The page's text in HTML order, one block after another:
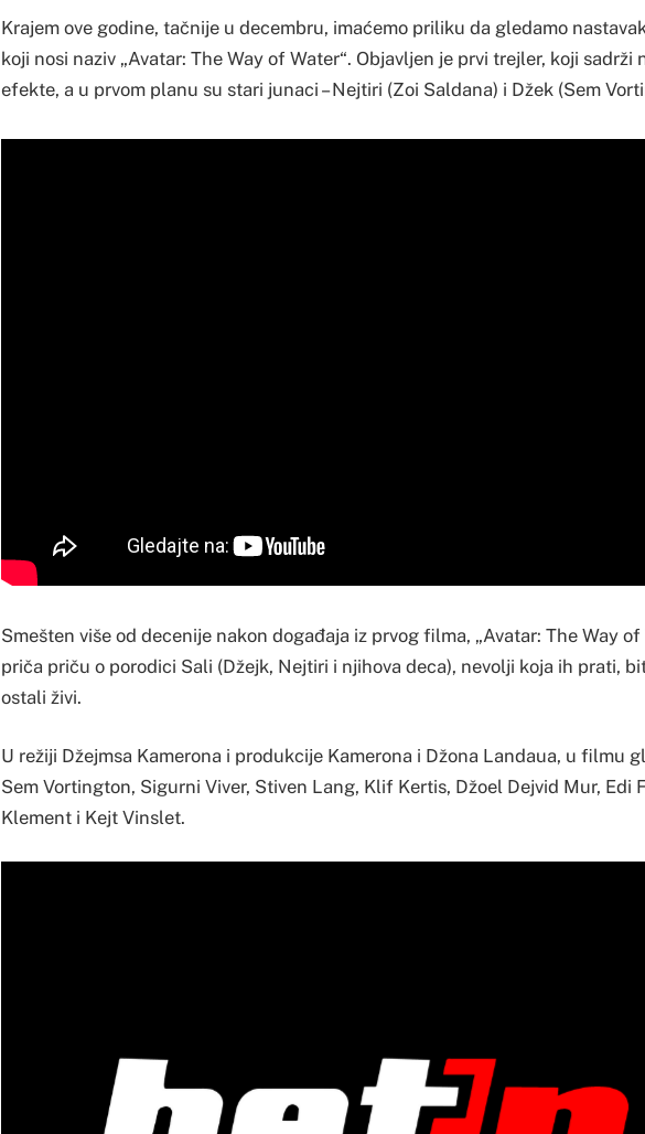
Krajem ove godine, tačnije u decembru, imaćemo priliku da gledamo
koji nosi naziv „Avatar: The Way of Water“. Objavljen je prvi trejler, koji sadrži
efekte, a u prvom planu su stari junaci – Nejtiri (Zoi Saldana) i Džek (Sem
Smešten više od decenije nakon događaja iz prvog filma, „Avatar: The Way
priča priču o porodici Sali (Džejk, Nejtiri i njihova deca), nevolji koja ih prati,
ostali živi.
U režiji Džejmsa Kamerona i produkcije Kamerona i Džona Landaua, u filmu
Sem Vortington, Sigurni Viver, Stiven Lang, Klif Kertis, Džoel Dejvid Mur, Edi
Klement i Kejt Vinslet.